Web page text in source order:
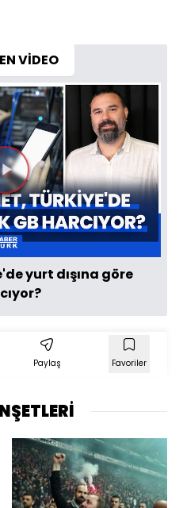
VİDEO
Videoyu
Oynat
yurt dışına göre
Paylaş Favoriler